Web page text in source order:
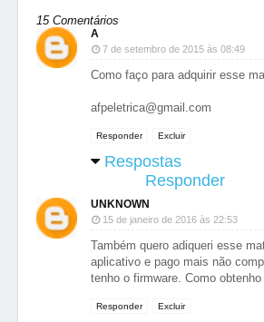
15 Comentários
A
7 de setembro de 2015 às 08:49
Como faço para adquirir esse
afpeletrica@gmail.com
Responder Excluir
Respostas
Responder
UNKNOWN
15 de janeiro de 2016 às 22:53
Também quero adiqueri esse
aplicativo e pago mais não
tenho o firmware. Como
Responder Excluir